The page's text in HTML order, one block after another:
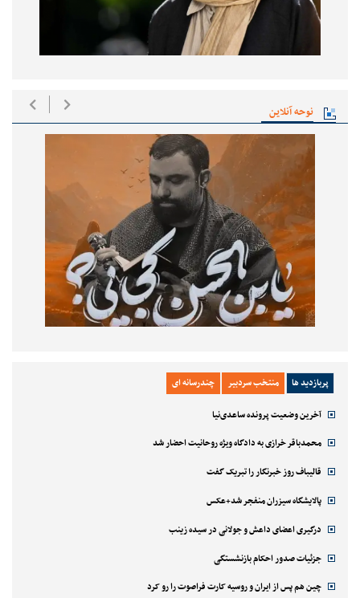
نوحه آنلاین
پربازدید ها منتخب سردبیر چندرسانه ای
آخرین وضعیت پرونده ساعدی‌نیا
محمدباقر خرازی به دادگاه ویژه روحانیت احضار شد
قالیباف روز خبرنگار را تبریک گفت
پالایشگاه سیزران منفجر شد+عکس
درگیری اعضای داعش و جولانی در سیده زینب
جزئیات صدور احکام بازنشستگی
چین هم پس از ایران و روسیه کارت فراصوت را رو کرد